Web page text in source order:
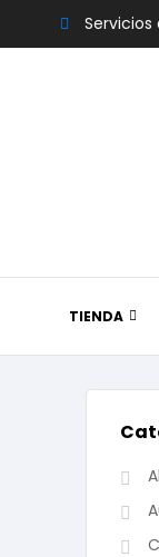
TIENDA